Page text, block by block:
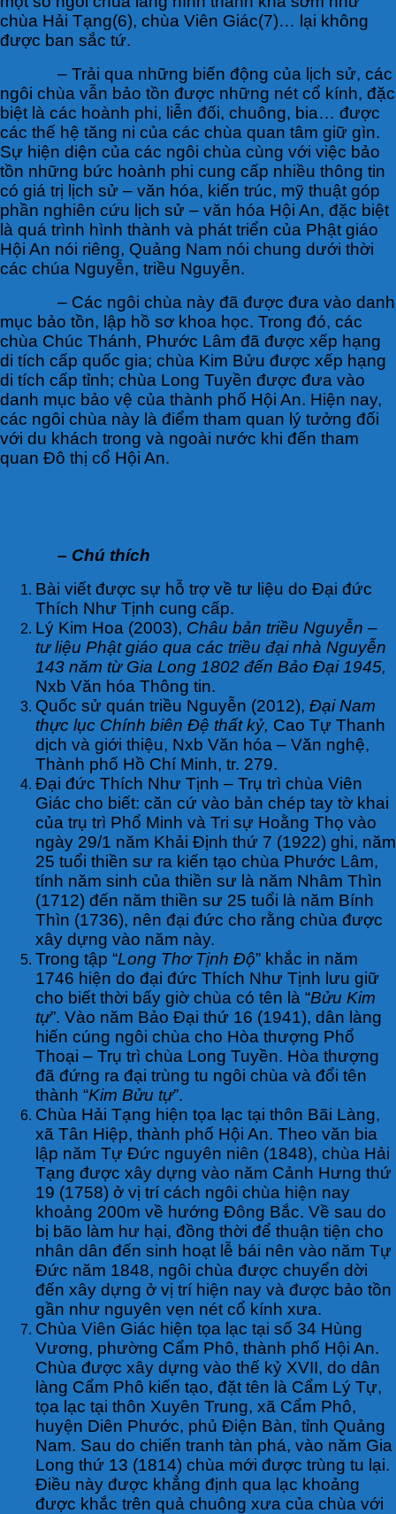
chùa Hải Tạng(6), chùa Viên Giác(7)… lại không
được ban sắc tứ.
– Trải qua những biến động của lịch sử, các
ngôi chùa vẫn bảo tồn được những nét cổ kính, đặc
biệt là các hoành phi, liễn đối, chuông, bia… được
các thế hệ tăng ni của các chùa quan tâm giữ gìn.
Sự hiện diện của các ngôi chùa cùng với việc bảo
tồn những bức hoành phi cung cấp nhiều thông tin
có giá trị lịch sử – văn hóa, kiến trúc, mỹ thuật góp
phần nghiên cứu lịch sử – văn hóa Hội An, đặc biệt
là quá trình hình thành và phát triển của Phật giáo
Hội An nói riêng, Quảng Nam nói chung dưới thời
các chúa Nguyễn, triều Nguyễn.
– Các ngôi chùa này đã được đưa vào danh
mục bảo tồn, lập hồ sơ khoa học. Trong đó, các
chùa Chúc Thánh, Phước Lâm đã được xếp hạng
di tích cấp quốc gia; chùa Kim Bửu được xếp hạng
di tích cấp tỉnh; chùa Long Tuyền được đưa vào
danh mục bảo vệ của thành phố Hội An. Hiện nay,
các ngôi chùa này là điểm tham quan lý tưởng đối
với du khách trong và ngoài nước khi đến tham
quan Đô thị cổ Hội An.
– Chú thích
Bài viết được sự hỗ trợ về tư liệu do Đại đức
Thích Như Tịnh cung cấp.
Lý Kim Hoa (2003), Châu bản triều Nguyễn –
tư liệu Phật giáo qua các triều đại nhà Nguyễn
143 năm từ Gia Long 1802 đến Bảo Đại 1945,
Nxb Văn hóa Thông tin.
Quốc sử quán triều Nguyễn (2012), Đại Nam
thực lục Chính biên Đệ thất kỷ, Cao Tự Thanh
dịch và giới thiệu, Nxb Văn hóa – Văn nghệ,
Thành phố Hồ Chí Minh, tr. 279.
Đại đức Thích Như Tịnh – Trụ trì chùa Viên
Giác cho biết: căn cứ vào bản chép tay tờ khai
của trụ trì Phổ Minh và Tri sự Hoằng Thọ vào
ngày 29/1 năm Khải Định thứ 7 (1922) ghi, năm
25 tuổi thiền sư ra kiến tạo chùa Phước Lâm,
tính năm sinh của thiền sư là năm Nhâm Thìn
(1712) đến năm thiền sư 25 tuổi là năm Bính
Thìn (1736), nên đại đức cho rằng chùa được
xây dựng vào năm này.
Trong tập “Long Thơ Tịnh Độ” khắc in năm
1746 hiện do đại đức Thích Như Tịnh lưu giữ
cho biết thời bấy giờ chùa có tên là “Bửu Kim
tự”. Vào năm Bảo Đại thứ 16 (1941), dân làng
hiến cúng ngôi chùa cho Hòa thượng Phổ
Thoại – Trụ trì chùa Long Tuyền. Hòa thượng
đã đứng ra đại trùng tu ngôi chùa và đổi tên
thành “Kim Bửu tự”.
Chùa Hải Tạng hiện tọa lạc tại thôn Bãi Làng,
xã Tân Hiệp, thành phố Hội An. Theo văn bia
lập năm Tự Đức nguyên niên (1848), chùa Hải
Tạng được xây dựng vào năm Cảnh Hưng thứ
19 (1758) ở vị trí cách ngôi chùa hiện nay
khoảng 200m về hướng Đông Bắc. Về sau do
bị bão làm hư hại, đồng thời để thuận tiện cho
nhân dân đến sinh hoạt lễ bái nên vào năm Tự
Đức năm 1848, ngôi chùa được chuyển dời
đến xây dựng ở vị trí hiện nay và được bảo tồn
gần như nguyên vẹn nét cổ kính xưa.
Chùa Viên Giác hiện tọa lạc tại số 34 Hùng
Vương, phường Cẩm Phô, thành phố Hội An.
Chùa được xây dựng vào thế kỷ XVII, do dân
làng Cẩm Phô kiến tạo, đặt tên là Cẩm Lý Tự,
tọa lạc tại thôn Xuyên Trung, xã Cẩm Phô,
huyện Diên Phước, phủ Điện Bàn, tỉnh Quảng
Nam. Sau do chiến tranh tàn phá, vào năm Gia
Long thứ 13 (1814) chùa mới được trùng tu lại.
Điều này được khẳng định qua lạc khoảng
được khắc trên quả chuông xưa của chùa với